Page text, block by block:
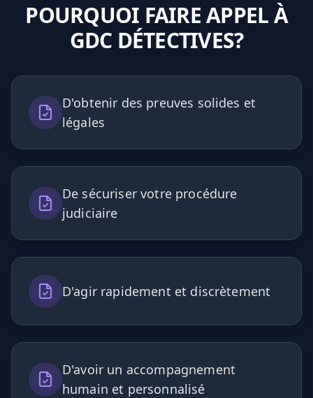
POURQUOI FAIRE APPEL À
GDC DÉTECTIVES?
D'obtenir des preuves solides et
légales
De sécuriser votre procédure
judiciaire
D'agir rapidement et discrètement
D'avoir un accompagnement
humain et personnalisé